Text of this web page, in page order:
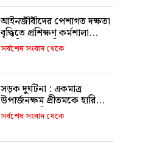
আইনজীবীদের পেশাগত দক্ষতা
বৃদ্ধিতে প্রশিক্ষণ কর্মশালা
অপরিহার্য: এমপি এমরান
আহমদ চৌধুরী
সর্বশেষ সংবাদ থেকে
সড়ক দুর্ঘটনা : একমাত্র
উপার্জনক্ষম প্রীতমকে হারিয়ে
বাকরুদ্ধ পরিবার
সর্বশেষ সংবাদ থেকে